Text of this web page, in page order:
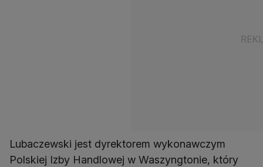
Lubaczewski jest dyrektorem wykonawczym
Polskiej Izby Handlowej w Waszyngtonie, który